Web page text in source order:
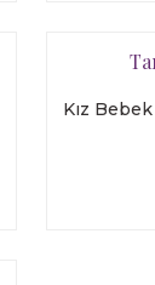
Kız